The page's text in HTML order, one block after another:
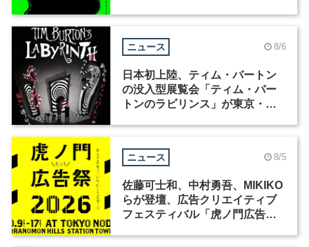
ニュース 8/6
日本初上陸、ティム・バートン
の没入型展覧会「ティム・バー
トンのラビリンス」が東京・豊
ニュース 8/5
佐藤可士和、中村勇吾、MIKIKO
らが登壇、広告クリエイティブ
フェスティバル「虎ノ門広告